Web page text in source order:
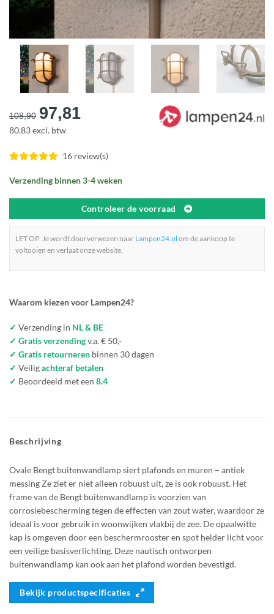
108,90 Oorspronkelijke
prijs
€108,90.
97,81
€97,81.
80.83 excl. btw
16 review(s)
Verzending binnen 3-4 weken
Controleer de voorraad
LET OP: Je wordt doorverwezen naar Lampen24.nl om de aankoop te
voltooien en verlaat onze website.
Waarom kiezen voor Lampen24?
✓ Verzending in NL & BE
✓ Gratis verzendingv.a. € 50,-
✓ Gratis retourneren binnen 30 dagen
✓ Veiligachteraf betalen
✓ Beoordeeld met een 8.4
Beschrijving
Ovale Bengt buitenwandlamp siert plafonds en muren – antiek
messing Ze ziet er niet alleen robuust uit, ze is ook robuust. Het
frame van de Bengt buitenwandlamp is voorzien van
corrosiebescherming tegen de effecten van zout water, waardoor ze
ideaal is voor gebruik in woonwijken vlakbij de zee. De opaalwitte
kap is omgeven door een beschermrooster en spot helder licht voor
een veilige basisverlichting. Deze nautisch ontworpen
buitenwandlamp kan ook aan het plafond worden bevestigd.
Bekijk productspecificaties